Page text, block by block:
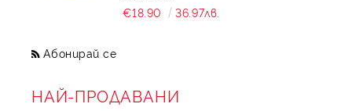
€18.90
36.97лв.
Абонирай се
НАЙ-ПРОДАВАНИ